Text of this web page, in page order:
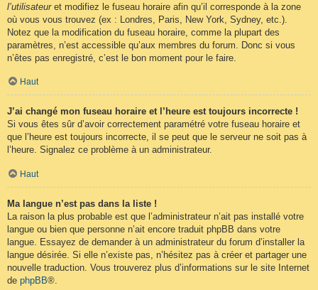
l’utilisateuret modifiez le fuseau horaire afin qu’il corresponde à la zone
où vous vous trouvez (ex : Londres, Paris, New York, Sydney, etc.).
Notez que la modification du fuseau horaire, comme la plupart des
paramètres, n’est accessible qu’aux membres du forum. Donc si vous
n’êtes pas enregistré, c’est le bon moment pour le faire.
Haut
J’ai changé mon fuseau horaire et l’heure est toujours incorrecte !
Si vous êtes sûr d’avoir correctement paramétré votre fuseau horaire et
que l’heure est toujours incorrecte, il se peut que le serveur ne soit pas à
l’heure. Signalez ce problème à un administrateur.
Haut
Ma langue n’est pas dans la liste !
La raison la plus probable est que l’administrateur n’ait pas installé votre
langue ou bien que personne n’ait encore traduit phpBB dans votre
langue. Essayez de demander à un administrateur du forum d’installer la
langue désirée. Si elle n’existe pas, n’hésitez pas à créer et partager une
nouvelle traduction. Vous trouverez plus d’informations sur le site Internet
de phpBB®.